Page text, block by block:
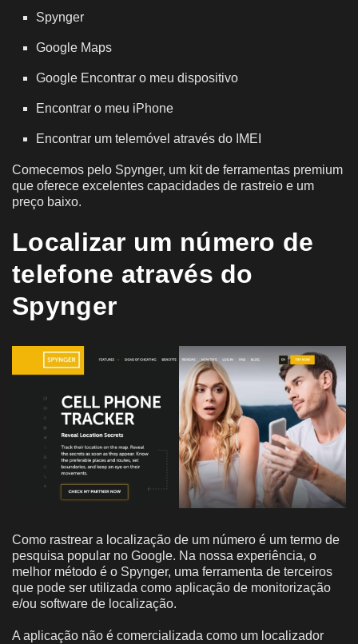
Spynger
Google Maps
Google Encontrar o meu dispositivo
Encontrar o meu iPhone
Encontrar um telemóvel através do IMEI
Comecemos pelo Spynger, um kit de ferramentas premium
que oferece excelentes capacidades de rastreio e um
preço baixo.
Localizar um número de
telefone através do
Spynger
Como rastrear a localização de um número é um termo de
pesquisa popular no Google. Na nossa experiência, o
melhor método é o Spynger, uma ferramenta de terceiros
que pode ser utilizada como aplicação de monitorização
e/ou software de localização.
A aplicação não é comercializada como um localizador